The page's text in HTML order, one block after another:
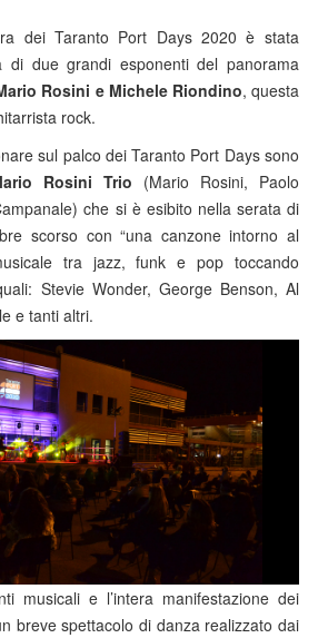
dei Taranto Port Days 2020 è stata
di due grandi esponenti del panorama
Rosini e Michele Riondino, questa
rock.
sul palco dei Taranto Port Days sono
Rosini Trio (Mario Rosini, Paolo
che si è esibito nella serata di
scorso con “una canzone intorno al
tra jazz, funk e pop toccando
Stevie Wonder, George Benson, Al
e tanti altri.
musicali e l’intera manifestazione dei
breve spettacolo di danza realizzato dai